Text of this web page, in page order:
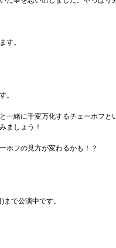
す。
。
一緒に千変万化するチェーホフ
ましょう！
ホフの見方が変わるかも！？
で公演中です。